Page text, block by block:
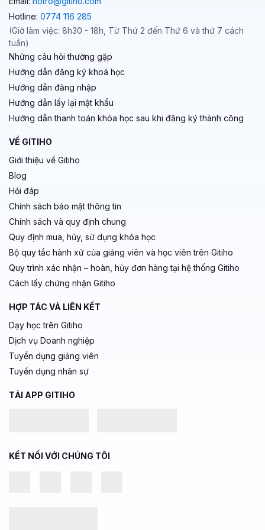
Hotline: 0774 116 285
(Giờ làm việc: 8h30 - 18h, Từ Thứ 2 đến Thứ 6 và thứ 7 cách
tuần)
Những câu hỏi thường gặp
Hướng dẫn đăng ký khoá học
Hướng dẫn đăng nhập
Hướng dẫn lấy lại mật khẩu
Hướng dẫn thanh toán khóa học sau khi đăng ký thành công
VỀ GITIHO
Giới thiệu về Gitiho
Blog
Hỏi đáp
Chính sách bảo mật thông tin
Chính sách và quy định chung
Quy định mua, hủy, sử dụng khóa học
Bộ quy tắc hành xử của giảng viên và học viên trên Gitiho
Quy trình xác nhận – hoàn, hủy đơn hàng tại hệ thống Gitiho
Cách lấy chứng nhận Gitiho
HỢP TÁC VÀ LIÊN KẾT
Dạy học trên Gitiho
Dịch vụ Doanh nghiệp
Tuyển dụng giảng viên
Tuyển dụng nhân sự
TẢI APP GITIHO
KẾT NỐI VỚI CHÚNG TÔI